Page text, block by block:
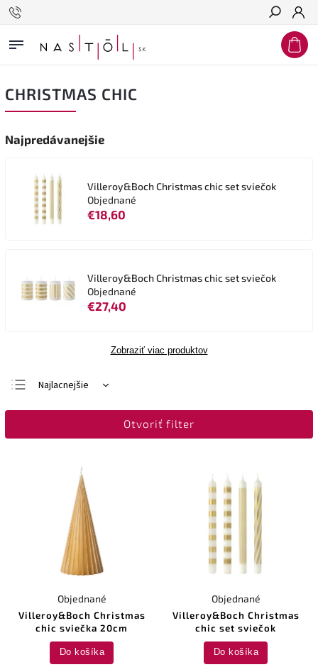
Hľadať
CHRISTMAS CHIC
Najpredávanejšie
Villeroy&Boch Christmas chic set sviečok
Objednané
€18,60
Villeroy&Boch Christmas chic set sviečok
Objednané
€27,40
Zobraziť viac produktov
Najlacnejšie
Najdrahšie
Otvoriť filter
Villeroy&Boch Christmas
chic sviečka 20cm
Objednané
Do košíka
Villeroy&Boch Christmas
chic set sviečok
Objednané
Do košíka